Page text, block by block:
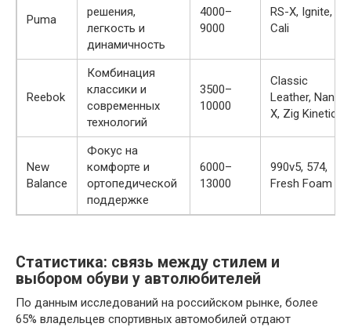
Puma
решения,
легкость и
динамичность
4000–
9000
RS-X, Ignite,
Cali
Reebok
Комбинация
классики и
современных
технологий
3500–
10000
Classic
Leather, Nano
X, Zig Kinetica
New
Balance
Фокус на
комфорте и
ортопедической
поддержке
6000–
13000
990v5, 574,
Fresh Foam
Статистика: связь между стилем и
выбором обуви у автолюбителей
По данным исследований на российском рынке, более
65% владельцев спортивных автомобилей отдают